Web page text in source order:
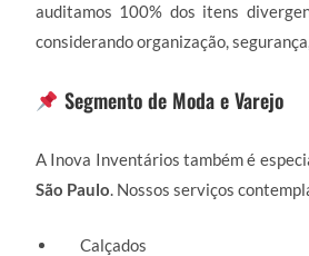
auditamos 100% dos itens
considerando organização,
Segmento de Moda e Varejo
A Inova Inventários também é
São Paulo. Nossos serviços
Calçados